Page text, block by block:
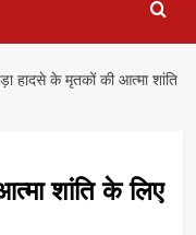
हादसे के मृतकों की आत्मा शांति
शांति के लिए